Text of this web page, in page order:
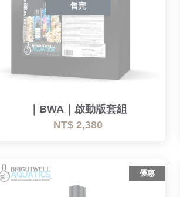
售完
｜BWA｜啟動版套組
NT$ 2,380
優惠